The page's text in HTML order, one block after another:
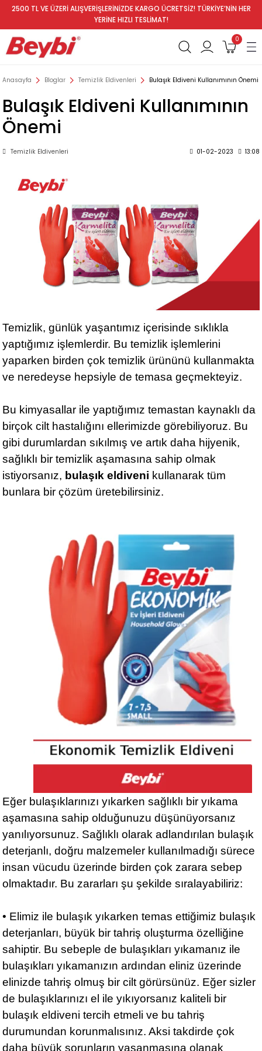
2500 TL VE ÜZERİ ALIŞVERİŞLERİNİZDE KARGO ÜCRETSİZ! TÜRKİYE’NİN HER
YERİNE HIZLI TESLİMAT!
0
Anasayfa Bloglar Temizlik Eldivenleri Bulaşık Eldiveni Kullanımının Önemi
Bulaşık Eldiveni Kullanımının
Önemi
Temizlik Eldivenleri 01-02-2023 13:08
Temizlik, günlük yaşantımız içerisinde sıklıkla
yaptığımız işlemlerdir. Bu temizlik işlemlerini
yaparken birden çok temizlik ürününü kullanmakta
ve neredeyse hepsiyle de temasa geçmekteyiz.
Bu kimyasallar ile yaptığımız temastan kaynaklı da
birçok cilt hastalığını ellerimizde görebiliyoruz. Bu
gibi durumlardan sıkılmış ve artık daha hijyenik,
sağlıklı bir temizlik aşamasına sahip olmak
istiyorsanız, bulaşık eldiveni kullanarak tüm
bunlara bir çözüm üretebilirsiniz.
Eğer bulaşıklarınızı yıkarken sağlıklı bir yıkama
aşamasına sahip olduğunuzu düşünüyorsanız
yanılıyorsunuz. Sağlıklı olarak adlandırılan bulaşık
deterjanlı, doğru malzemeler kullanılmadığı sürece
insan vücudu üzerinde birden çok zarara sebep
olmaktadır. Bu zararları şu şekilde sıralayabiliriz:
• Elimiz ile bulaşık yıkarken temas ettiğimiz bulaşık
deterjanları, büyük bir tahriş oluşturma özelliğine
sahiptir. Bu sebeple de bulaşıkları yıkamanız ile
bulaşıkları yıkamanızın ardından eliniz üzerinde
elinizde tahriş olmuş bir cilt görürsünüz. Eğer sizler
de bulaşıklarınızı el ile yıkıyorsanız kaliteli bir
bulaşık eldiveni tercih etmeli ve bu tahriş
durumundan korunmalısınız. Aksi takdirde çok
daha büyük sorunların yaşanmasına olanak